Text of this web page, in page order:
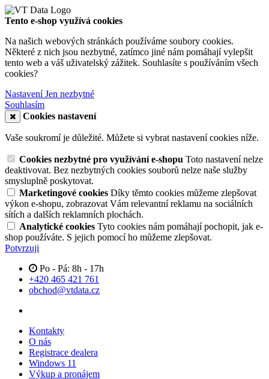
Tento e-shop využívá cookies
Na našich webových stránkách používáme soubory cookies.
Některé z nich jsou nezbytné, zatímco jiné nám pomáhají vylepšit
tento web a váš uživatelský zážitek. Souhlasíte s používáním všech
cookies?
NastaveníJen nezbytné
Souhlasím
Cookies nastavení
Vaše soukromí je důležité. Můžete si vybrat nastavení cookies níže.
Cookies nezbytné pro využívání e-shopu Toto nastavení nelze
deaktivovat. Bez nezbytných cookies souborů nelze naše služby
smysluplně poskytovat.
Marketingové cookies Díky těmto cookies můžeme zlepšovat
výkon e-shopu, zobrazovat Vám relevantní reklamu na sociálních
sítích a dalších reklamních plochách.
Analytické cookies Tyto cookies nám pomáhají pochopit, jak e-
shop používáte. S jejich pomocí ho můžeme zlepšovat.
Potvrzuji
Po - Pá: 8h - 17h
+420 465 421 761
obchod@vtdata.cz
Kontakty
O nás
Registrace dealera
Windows 11
Výkup a pronájem